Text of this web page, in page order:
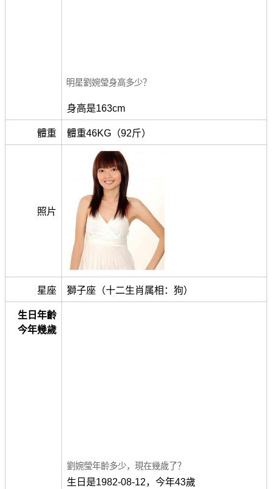
明星劉婉瑩身高多少？
身高是163cm
體重 體重46KG（92斤）
照片
星座 獅子座（十二生肖属相：狗）
生日年齡
今年幾歲
劉婉瑩年齡多少，現在幾歲了？
生日是1982-08-12，今年43歲